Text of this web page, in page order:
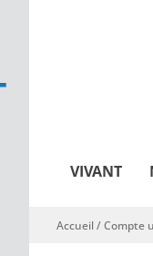
VIVANT
Vous êtes ici
Accueil/Compte